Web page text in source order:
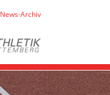
News-Archiv